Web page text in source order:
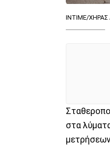
INTIME/ΧΗΡΑΣ
στα